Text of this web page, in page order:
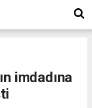
imdadına